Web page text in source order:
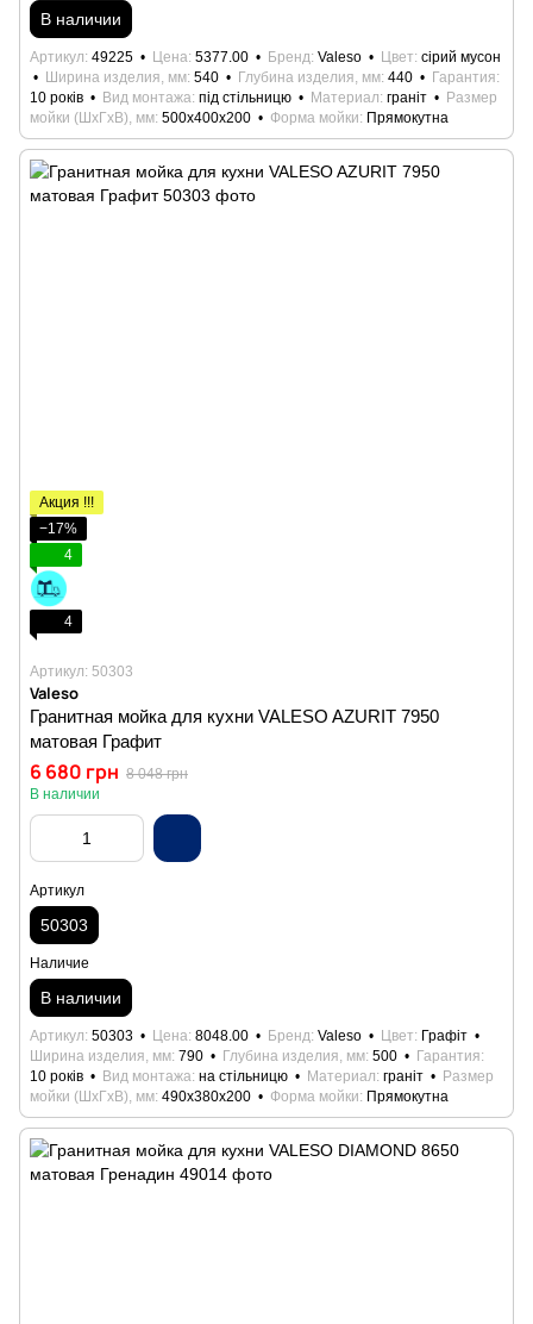
В наличии
Артикул 49225 Цена 5377.00 Бренд Valeso Цвет сірий мусон
Ширина изделия, мм 540 Глубина изделия, мм 440
Гарантия
10 років
Вид монтажа під стільницю Материал граніт
Размер
мойки (ШхГхВ), мм 500x400x200 Форма мойки Прямокутна
Акция !!!
−17%
4
4
Артикул: 50303
Valeso
Гранитная мойка для кухни VALESO AZURIT 7950
матовая Графит
6 680 грн 8 048 грн
В наличии
Артикул
50303
Наличие
В наличии
Артикул 50303 Цена 8048.00 Бренд Valeso Цвет
Графіт
Ширина изделия, мм 790 Глубина изделия, мм 500
Гарантия
10 років
Вид монтажа на стільницю Материал граніт
Размер
мойки (ШхГхВ), мм 490x380x200 Форма мойки Прямокутна